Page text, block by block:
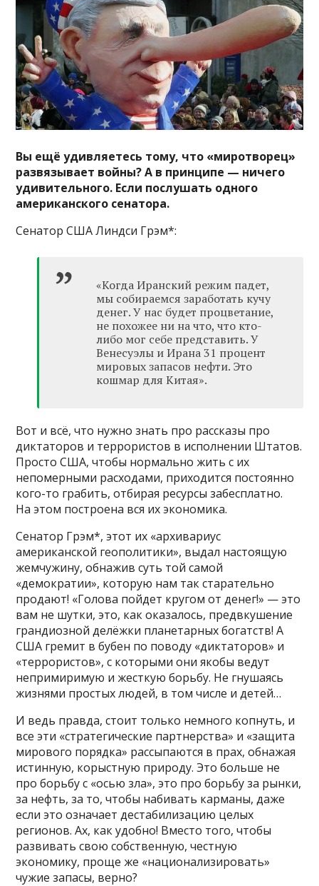
Вы ещё удивляетесь тому, что «миротворец»
развязывает войны? А в принципе — ничего
удивительного. Если послушать одного
американского сенатора.
Сенатор США Линдси Грэм*:
«Когда Иранский режим падет,
мы собираемся заработать кучу
денег. У нас будет процветание,
не похожее ни на что, что кто-
либо мог себе представить. У
Венесуэлы и Ирана 31 процент
мировых запасов нефти. Это
кошмар для Китая».
Вот и всё, что нужно знать про рассказы про
диктаторов и террористов в исполнении Штатов.
Просто США, чтобы нормально жить с их
непомерными расходами, приходится постоянно
кого-то грабить, отбирая ресурсы забесплатно.
На этом построена вся их экономика.
Сенатор Грэм*, этот их «архивариус
американской геополитики», выдал настоящую
жемчужину, обнажив суть той самой
«демократии», которую нам так старательно
продают! «Голова пойдет кругом от денег!» — это
вам не шутки, это, как оказалось, предвкушение
грандиозной делёжки планетарных богатств! А
США гремит в бубен по поводу «диктаторов» и
«террористов», с которыми они якобы ведут
непримиримую и жесткую борьбу. Не гнушаясь
жизнями простых людей, в том числе и детей…
И ведь правда, стоит только немного копнуть, и
все эти «стратегические партнерства» и «защита
мирового порядка» рассыпаются в прах, обнажая
истинную, корыстную природу. Это больше не
про борьбу с «осью зла», это про борьбу за рынки,
за нефть, за то, чтобы набивать карманы, даже
если это означает дестабилизацию целых
регионов. Ах, как удобно! Вместо того, чтобы
развивать свою собственную, честную
экономику, проще же «национализировать»
чужие запасы, верно?